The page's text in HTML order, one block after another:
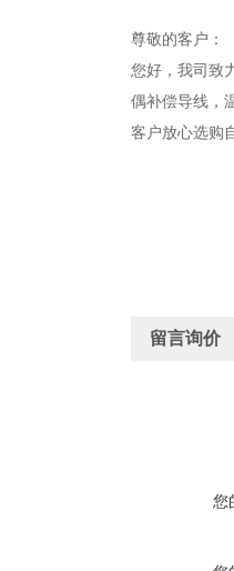
尊敬的客户：
您好，我司致
偶补偿导线，
客户放心选购
留言询价
您